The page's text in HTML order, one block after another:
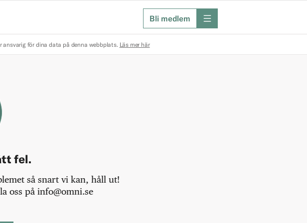
Bli medlem meny
ansvarig för dina data på denna webbplats. Läs mer här
fel.
så snart vi kan, håll ut!
oss på info@omni.se